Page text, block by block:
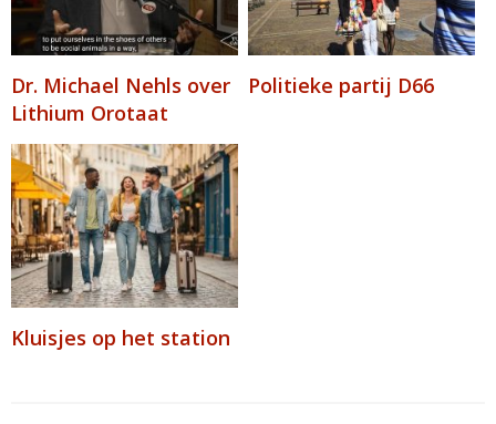
Dr. Michael Nehls over
Lithium Orotaat
Politieke partij D66
Kluisjes op het station